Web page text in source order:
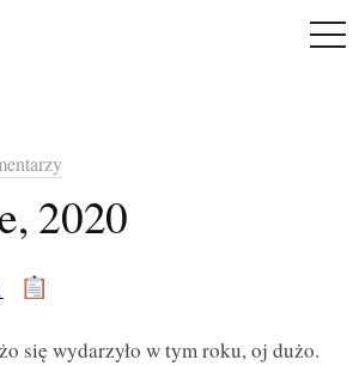
2020
się wydarzyło w tym roku, oj dużo.